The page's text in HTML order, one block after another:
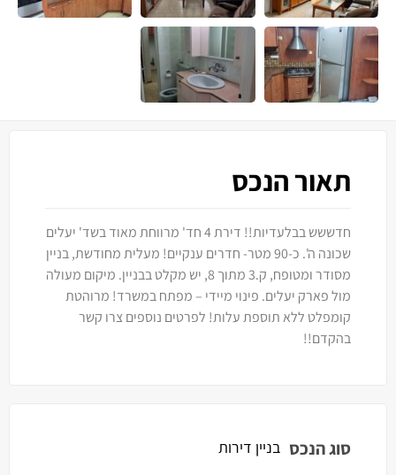
תאור הנכס
חדששש בבלעדיות!! דירת 4 חד' מרווחת מאוד בשד' יעלים
שכונה ה'. כ-90 מטר- חדרים ענקיים! מעלית מחודשת, בניין
מסודר ומטופח, ק.3 מתוך 8, יש מקלט בבניין. מיקום מעולה
מול פארק יעלים. פינוי מיידי – מפתח במשרד! מרוהטת
קומפלט ללא תוספת עלות! לפרטים נוספים צרו קשר
בהקדם!!
סוג הנכס בניין דירות